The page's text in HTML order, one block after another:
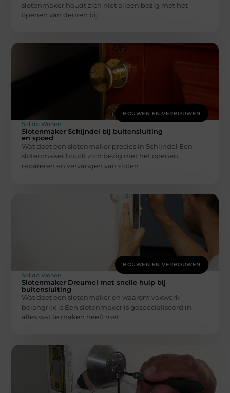
slotenmaker houdt zich niet alleen bezig met het
openen van deuren bij
BOUWEN EN VERBOUWEN
Solido Wonen
Slotenmaker Schijndel bij buitensluiting
en spoed
Wat doet een slotenmaker precies in Schijndel Een
slotenmaker houdt zich bezig met het openen,
repareren en vervangen van sloten
BOUWEN EN VERBOUWEN
Solido Wonen
Slotenmaker Dreumel met snelle hulp bij
buitensluiting
Wat doet een slotenmaker en waarom vakwerk
belangrijk is Een slotenmaker is gespecialiseerd in
alles wat te maken heeft met